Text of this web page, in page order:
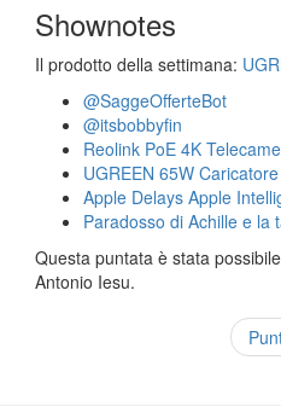
Shownotes
Il prodotto della settimana:
@SaggeOfferteBot
@itsbobbyfin
Reolink PoE 4K
UGREEN 65W
Apple Delays Apple
Paradosso di Achille e la
Questa puntata è stata
Antonio Iesu.